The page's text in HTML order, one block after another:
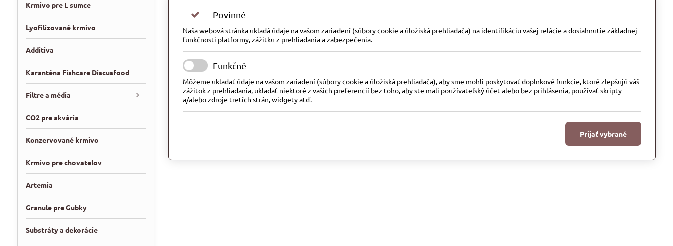
Povinné
Naša webová stránka ukladá údaje na vašom zariadení (súbory cookie a úložiská prehliadača) na identifikáciu vašej relácie a dosiahnutie základnej
funkčnosti platformy, zážitku z prehliadania a zabezpečenia.
Funkčné
Môžeme ukladať údaje na vašom zariadení (súbory cookie a úložiská prehliadača), aby sme mohli poskytovať doplnkové funkcie, ktoré zlepšujú váš
zážitok z prehliadania, ukladať niektoré z vašich preferencií bez toho, aby ste mali používateľský účet alebo bez prihlásenia, používať skripty
a/alebo zdroje tretích strán, widgety atď.
Prijať vybrané
Krmivo pre L sumce
Lyofilizované krmivo
Additiva
Karanténa Fishcare Discusfood
Filtre a média
CO2 pre akvária
Konzervované krmivo
Krmivo pre chovatelov
Artemia
Granule pre Gubky
Substráty a dekorácie